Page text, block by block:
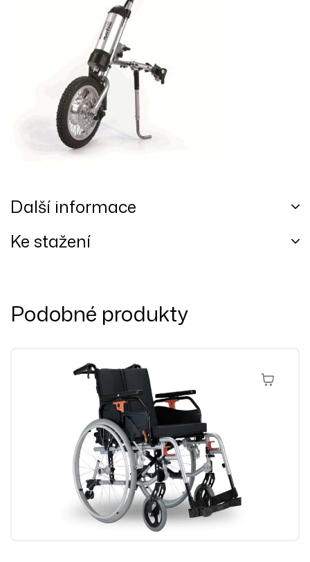
Další informace
Ke stažení
Podobné produkty
Výběr